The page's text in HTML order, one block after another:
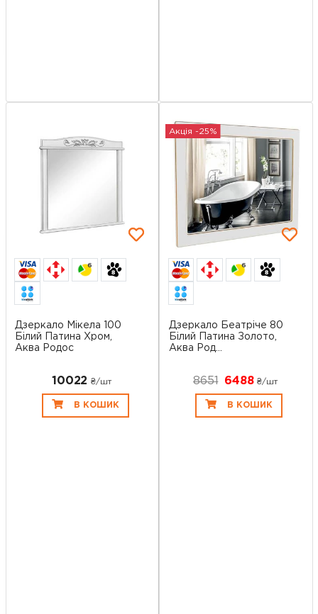
6
Дзеркало Мікела 100
Білий Патина Хром,
Аква Родос
10022 ₴/шт
В КОШИК
Акція -25%
6
Дзеркало Беатріче 80
Білий Патина Золото,
Аква Род...
8651 6488₴/шт
В КОШИК